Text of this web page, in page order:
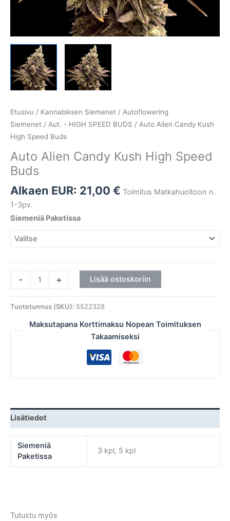
Etusivu / Kannabiksen Siemenet / Autoflowering
Siemenet / Aut. - HIGH SPEED BUDS / Auto Alien Candy Kush
High Speed Buds
Auto Alien Candy Kush High Speed
Buds
Alkaen EUR: 21,00 € Toimitus Matkahuoltoon n.
1-3pv.
Siemeniä Paketissa
- + Lisää ostoskoriin
Tuotetunnus (SKU): 5522328
Maksutapana Korttimaksu Nopean Toimituksen
Takaamiseksi
Lisätiedot
Siemeniä
Paketissa
3 kpl, 5 kpl
Tutustu myös